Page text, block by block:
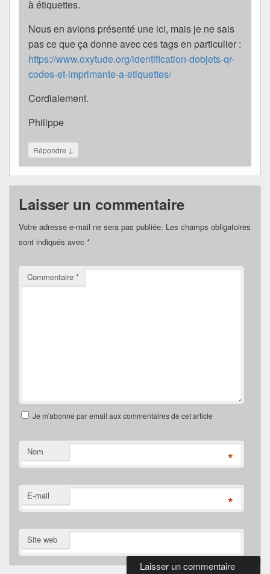
à étiquettes.
Nous en avions présenté une ici, mais je ne sais
pas ce que ça donne avec ces tags en particulier :
https://www.oxytude.org/identification-dobjets-qr-
codes-et-imprimante-a-etiquettes/
Cordialement.
Philippe
Répondre ↓
Laisser un commentaire
Votre adresse e-mail ne sera pas publiée. Les champs obligatoires
sont indiqués avec *
Commentaire *
Je m'abonne par email aux commentaires de cet article
Nom *
E-mail *
Site web